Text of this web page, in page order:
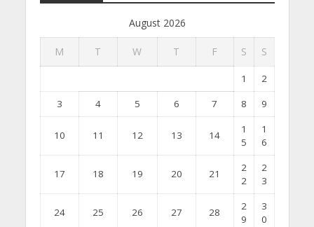
August 2026
M T W T F S S
1
2
3
4 5 6 7 8 9
10 11 12 13 14
1
5
1
6
17 18 19 20 21
2
2
2
3
24 25 26 27 28
2
9
3
0